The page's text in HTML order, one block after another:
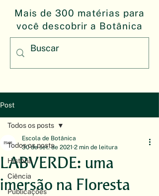
Mais de 300 matérias para
você descobrir a Botânica
Post
Todos os posts
História
Ciência
Publicações
Todos os posts
LABVERDE: uma
imersão na Floresta
Escola de Botânica
30 de set. de 2021 2 min de leitura